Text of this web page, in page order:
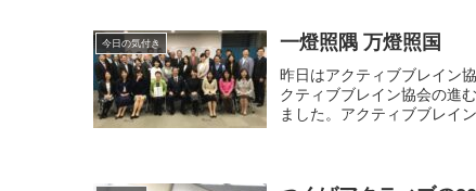
今日の気付き 一燈照隅 万燈照国
昨日はアクティブブレイン
クティブブレイン協会の進
ました。アクティブブレイ